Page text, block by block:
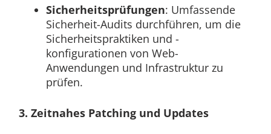
Sicherheitsprüfungen: Umfassende
Sicherheit-Audits durchführen, um die
Sicherheitspraktiken und -
konfigurationen von Web-
Anwendungen und Infrastruktur zu
prüfen.
3. Zeitnahes Patching und Updates